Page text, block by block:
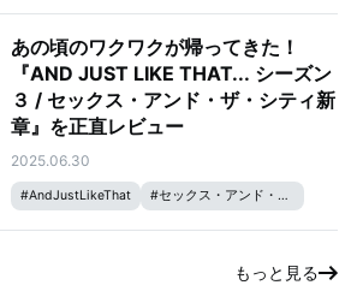
あの頃のワクワクが帰ってきた！
『AND JUST LIKE THAT... シーズン
３ / セックス・アンド・ザ・シティ新
章』を正直レビュー
2025.06.30
#AndJustLikeThat #セックス・アンド・ザ・シティ
もっと見る